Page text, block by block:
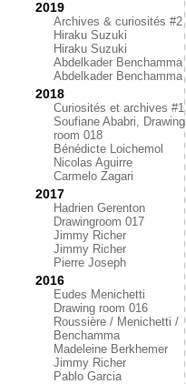
2019
Archives & curiosités #2
Hiraku Suzuki
Hiraku Suzuki
Abdelkader Benchamma
Abdelkader Benchamma
2018
Curiosités et archives #1
Soufiane Ababri, Drawing
room 018
Bénédicte Loichemol
Nicolas Aguirre
Carmelo Zagari
2017
Hadrien Gerenton
Drawingroom 017
Jimmy Richer
Jimmy Richer
Pierre Joseph
2016
Eudes Menichetti
Drawing room 016
Roussière / Menichetti /
Benchamma
Madeleine Berkhemer
Jimmy Richer
Pablo Garcia